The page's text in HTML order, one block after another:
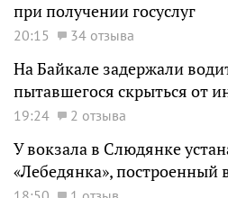
при получении госуслуг
20:15 34 отзыва
На Байкале задержали
пытавшегося скрыться от
19:24 2 отзыва
У вокзала в Слюдянке
«Лебедянка», построенный